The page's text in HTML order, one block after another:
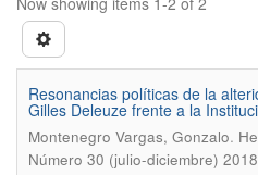
Resonancias políticas de la
Gilles Deleuze frente a la
Montenegro Vargas, Gonzalo.
Número 30 (julio-diciembre)